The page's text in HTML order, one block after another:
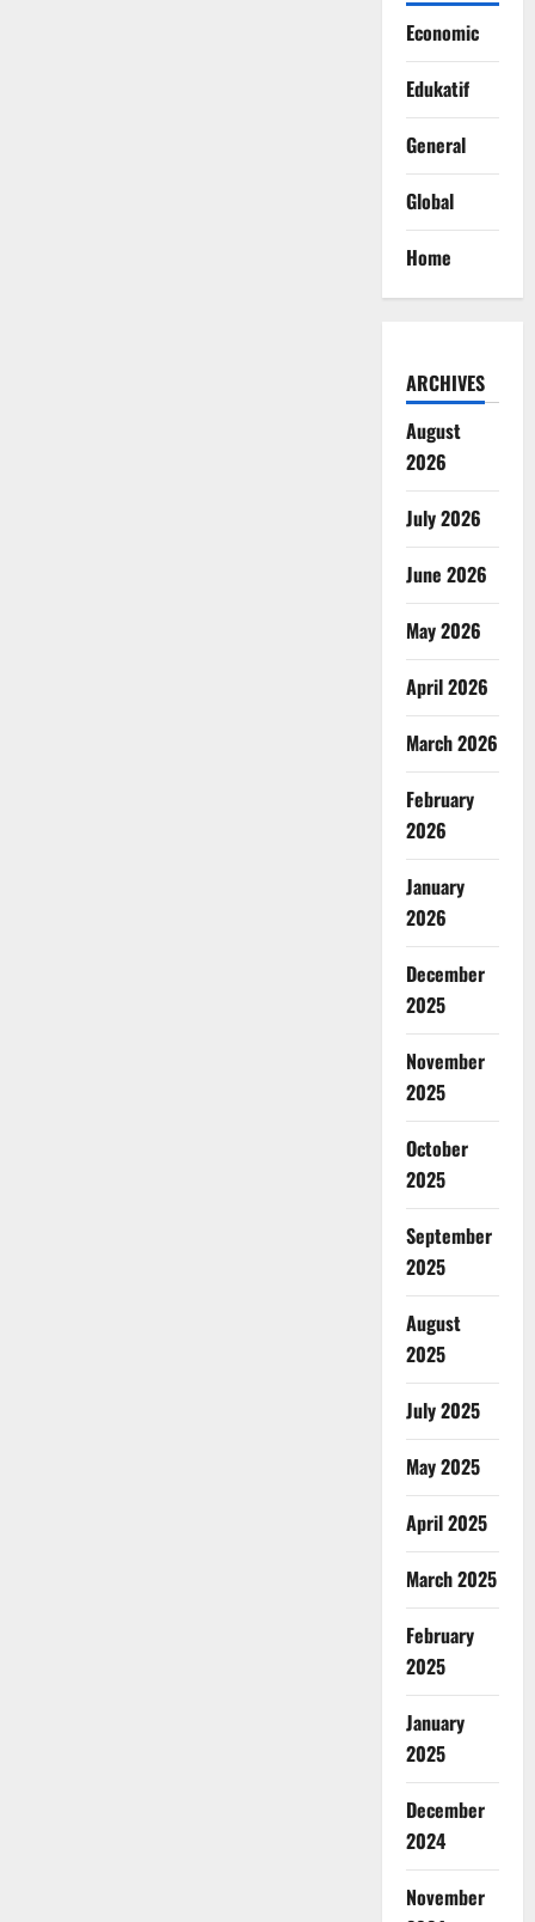
Economic
Edukatif
General
Global
Home
ARCHIVES
August
2026
July 2026
June 2026
May 2026
April 2026
March 2026
February
2026
January
2026
December
2025
November
2025
October
2025
September
2025
August
2025
July 2025
May 2025
April 2025
March 2025
February
2025
January
2025
December
2024
November